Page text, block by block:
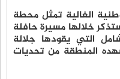
الغالية تمثل محطة
خلالها مسيرة حافلة
التي يقودها جلالة
المنطقة من تحديات